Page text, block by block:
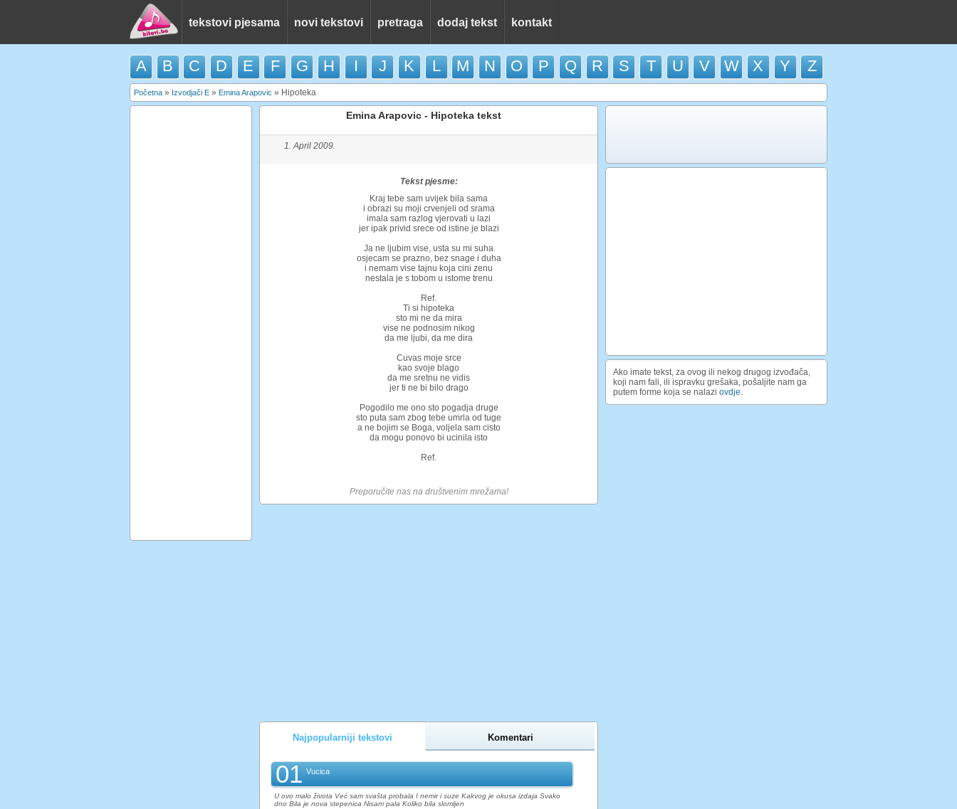
tekstovi pjesama novi tekstovi pretraga dodaj tekst kontakt
A B C D E F G H I J K L M N O P Q R S T U V W X Y Z
Početna » Izvodjači E » Emina Arapovic » Hipoteka
Emina Arapovic - Hipoteka tekst
1. April 2009.
Tekst pjesme:
Kraj tebe sam uvijek bila sama
i obrazi su moji crvenjeli od srama
imala sam razlog vjerovati u lazi
jer ipak privid srece od istine je blazi
Ja ne ljubim vise, usta su mi suha
osjecam se prazno, bez snage i duha
i nemam vise tajnu koja cini zenu
nestala je s tobom u istome trenu
Ref.
Ti si hipoteka
sto mi ne da mira
vise ne podnosim nikog
da me ljubi, da me dira
Cuvas moje srce
kao svoje blago
da me sretnu ne vidis
jer ti ne bi bilo drago
Pogodilo me ono sto pogadja druge
sto puta sam zbog tebe umrla od tuge
a ne bojim se Boga, voljela sam cisto
da mogu ponovo bi ucinila isto
Ref.
Preporučite nas na društvenim mrežama!
Najpopularniji tekstovi Komentari
01 Vucica
U ovo malo života Već sam svašta probala I nemir i suze Kakvog je okusa izdaja Svako
dno Bila je nova stepenica Nisam pala Koliko bila slomljen
Ako imate tekst, za ovog ili nekog drugog izvođača,
koji nam fali, ili ispravku grešaka, pošaljite nam ga
putem forme koja se nalazi ovdje.